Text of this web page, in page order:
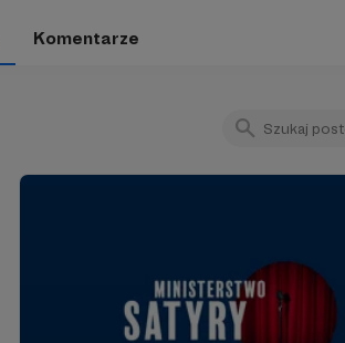
Komentarze